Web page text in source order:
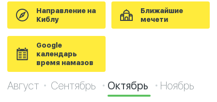
Направление на
Киблу
Ближайшие
мечети
Google
календарь
время намазов
Август Сентябрь Октябрь Ноябрь